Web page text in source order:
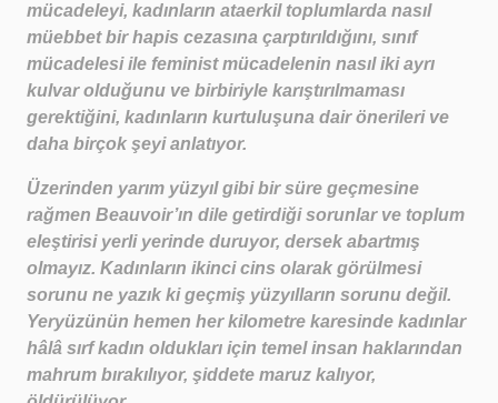
mücadeleyi, kadınların ataerkil toplumlarda nasıl
müebbet bir hapis cezasına çarptırıldığını, sınıf
mücadelesi ile feminist mücadelenin nasıl iki ayrı
kulvar olduğunu ve birbiriyle karıştırılmaması
gerektiğini, kadınların kurtuluşuna dair önerileri ve
daha birçok şeyi anlatıyor.
Üzerinden yarım yüzyıl gibi bir süre geçmesine
rağmen Beauvoir’ın dile getirdiği sorunlar ve toplum
eleştirisi yerli yerinde duruyor, dersek abartmış
olmayız. Kadınların ikinci cins olarak görülmesi
sorunu ne yazık ki geçmiş yüzyılların sorunu değil.
Yeryüzünün hemen her kilometre karesinde kadınlar
hâlâ sırf kadın oldukları için temel insan haklarından
mahrum bırakılıyor, şiddete maruz kalıyor,